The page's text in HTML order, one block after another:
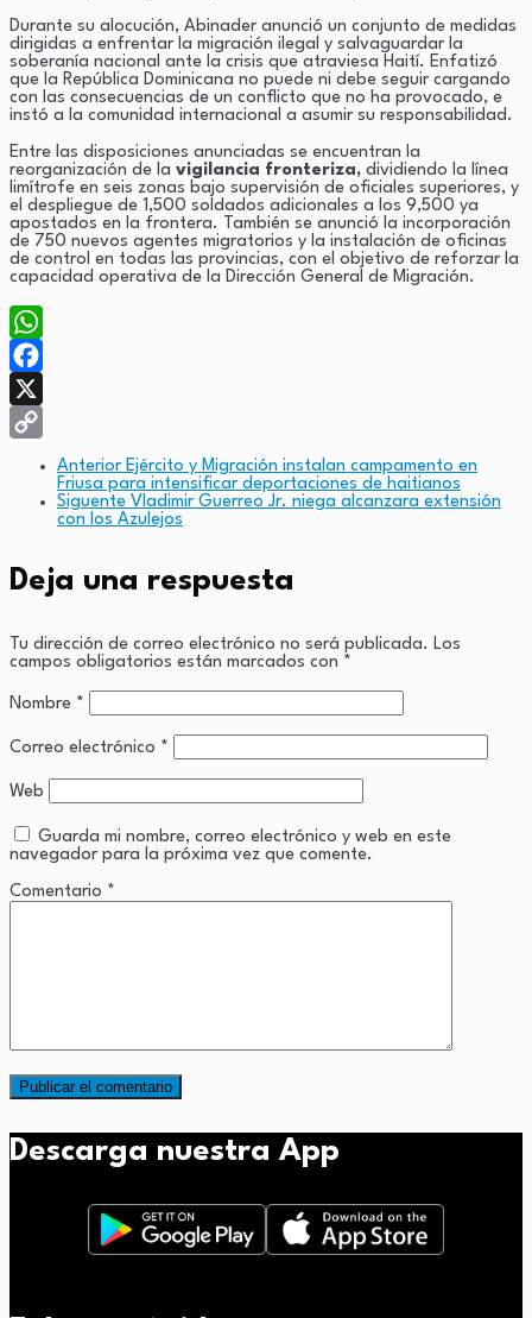
Durante su alocución, Abinader anunció un conjunto de medidas
dirigidas a enfrentar la migración ilegal y salvaguardar la
soberanía nacional ante la crisis que atraviesa Haití. Enfatizó
que la República Dominicana no puede ni debe seguir cargando
con las consecuencias de un conflicto que no ha provocado, e
instó a la comunidad internacional a asumir su responsabilidad.
Entre las disposiciones anunciadas se encuentran la
reorganización de la vigilancia fronteriza, dividiendo la línea
limítrofe en seis zonas bajo supervisión de oficiales superiores, y
el despliegue de 1,500 soldados adicionales a los 9,500 ya
apostados en la frontera. También se anunció la incorporación
de 750 nuevos agentes migratorios y la instalación de oficinas
de control en todas las provincias, con el objetivo de reforzar la
capacidad operativa de la Dirección General de Migración.
WhatsApp
Facebook
X
Anterior Ejército y Migración instalan campamento en
Friusa para intensificar deportaciones de haitianos
Siguente Vladimir Guerreo Jr. niega alcanzara extensión
con los Azulejos
Deja una respuesta
Tu dirección de correo electrónico no será publicada. Los
campos obligatorios están marcados con *
Nombre *
Correo electrónico *
Web
Guarda mi nombre, correo electrónico y web en este
navegador para la próxima vez que comente.
Comentario *
Descarga nuestra App